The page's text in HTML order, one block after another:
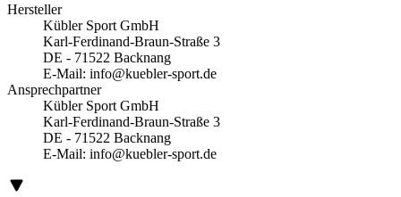
Hersteller
Kübler Sport GmbH
Karl-Ferdinand-Braun-Straße 3
DE - 71522 Backnang
E-Mail: info@kuebler-sport.de
Ansprechpartner
Kübler Sport GmbH
Karl-Ferdinand-Braun-Straße 3
DE - 71522 Backnang
E-Mail: info@kuebler-sport.de